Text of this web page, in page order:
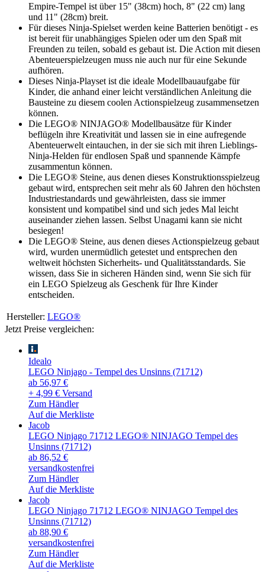
Empire-Tempel ist über 15" (38cm) hoch, 8" (22 cm) lang
und 11" (28cm) breit.
Für dieses Ninja-Spielset werden keine Batterien benötigt - es
ist bereit für unabhängiges Spielen oder um den Spaß mit
Freunden zu teilen, sobald es gebaut ist. Die Action mit diesen
Abenteuerspielzeugen muss nie auch nur für eine Sekunde
aufhören.
Dieses Ninja-Playset ist die ideale Modellbauaufgabe für
Kinder, die anhand einer leicht verständlichen Anleitung die
Bausteine zu diesem coolen Actionspielzeug zusammensetzen
können.
Die LEGO® NINJAGO® Modellbausätze für Kinder
beflügeln ihre Kreativität und lassen sie in eine aufregende
Abenteuerwelt eintauchen, in der sie sich mit ihren Lieblings-
Ninja-Helden für endlosen Spaß und spannende Kämpfe
zusammentun können.
Die LEGO® Steine, aus denen dieses Konstruktionsspielzeug
gebaut wird, entsprechen seit mehr als 60 Jahren den höchsten
Industriestandards und gewährleisten, dass sie immer
konsistent und kompatibel sind und sich jedes Mal leicht
auseinander ziehen lassen. Selbst Unagami kann sie nicht
besiegen!
Die LEGO® Steine, aus denen dieses Actionspielzeug gebaut
wird, wurden unermüdlich getestet und entsprechen den
weltweit höchsten Sicherheits- und Qualitätsstandards. Sie
wissen, dass Sie in sicheren Händen sind, wenn Sie sich für
ein LEGO Spielzeug als Geschenk für Ihre Kinder
entscheiden.
Hersteller: LEGO®
Jetzt Preise vergleichen:
Idealo
LEGO Ninjago - Tempel des Unsinns (71712)
ab 56,97 €
+ 4,99 € Versand
Zum Händler
Auf die Merkliste
Jacob
LEGO Ninjago 71712 LEGO® NINJAGO Tempel des
Unsinns (71712)
ab 86,52 €
versandkostenfrei
Zum Händler
Auf die Merkliste
Jacob
LEGO Ninjago 71712 LEGO® NINJAGO Tempel des
Unsinns (71712)
ab 88,90 €
versandkostenfrei
Zum Händler
Auf die Merkliste